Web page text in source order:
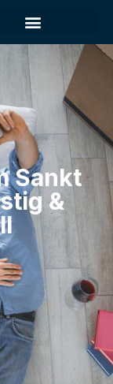
Sankt
&